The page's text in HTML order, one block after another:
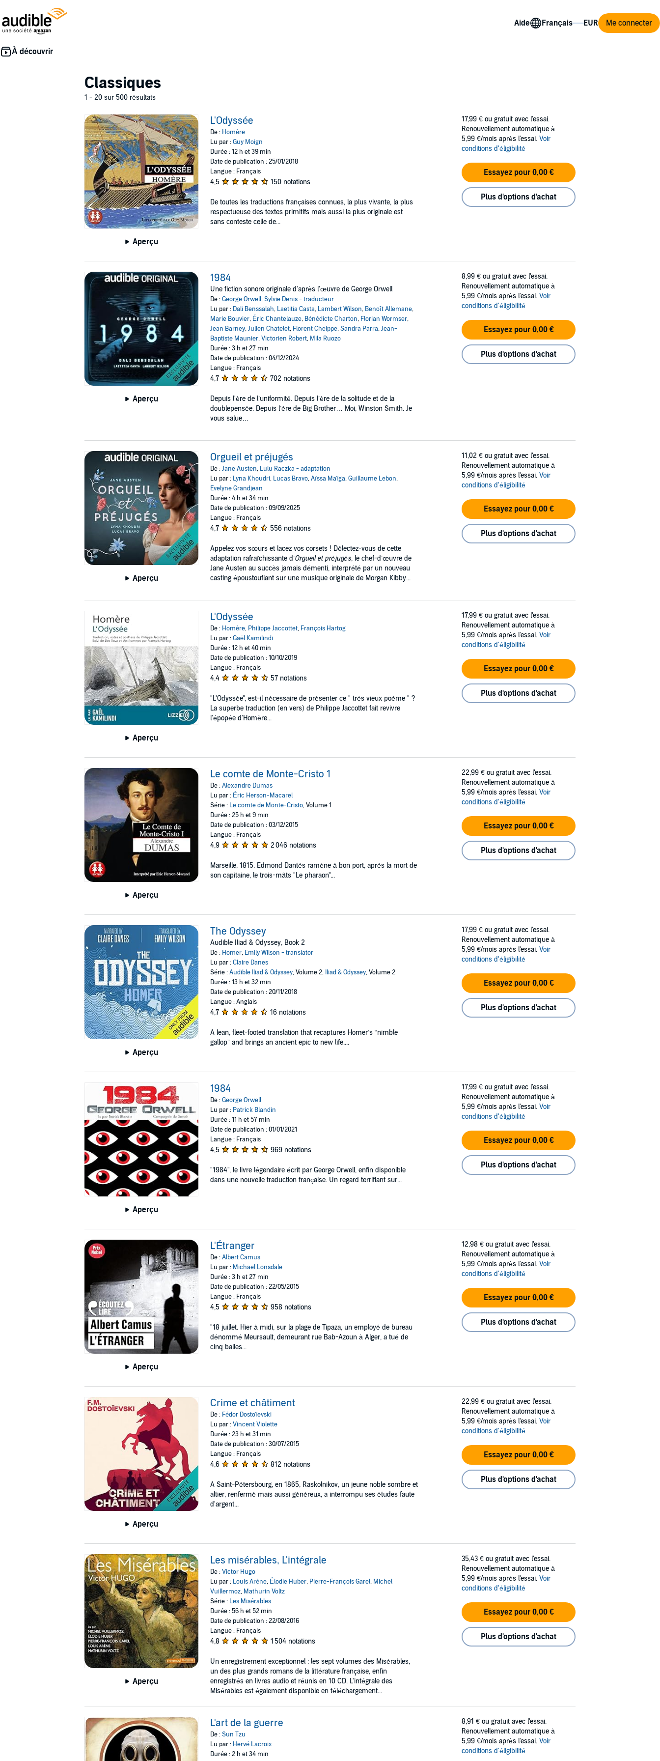
Aide Me connecter
Classiques
1 - 20 sur 500 résultats
Aperçu
L'Odyssée
De : Homère
Lu par :Guy Moign
Durée : 12 h et 39 min
Date de publication : 25/01/2018
Langue : Français
4,5 150 notations
De toutes les traductions françaises connues, la plus vivante, la plus
respectueuse des textes primitifs mais aussi la plus originale est
sans conteste celle de...
17,99 € ou gratuit avec l'essai.
Renouvellement automatique à
5,99 €/mois après l'essai. Voir
conditions d'éligibilité
Essayez pour 0,00 €
Plus d'options d'achat
Aperçu
1984
Une fiction sonore originale d'après l'œuvre de George Orwell
De :George Orwell,Sylvie Denis - traducteur
Lu par : Dali Benssalah, Laetitia Casta, Lambert Wilson, Benoît Allemane,
Marie Bouvier, Éric Chantelauze, Bénédicte Charton, Florian Wormser,
Jean Barney,Julien Chatelet, Florent Cheippe,Sandra Parra,Jean-
Baptiste Maunier,Victorien Robert, Mila Ruozo
Durée : 3 h et 27 min
Date de publication : 04/12/2024
Langue : Français
4,7 702 notations
Depuis l'ère de l’uniformité. Depuis l’ère de la solitude et de la
doublepensée. Depuis l’ère de Big Brother… Moi, Winston Smith. Je
vous salue…
8,99 € ou gratuit avec l'essai.
Renouvellement automatique à
5,99 €/mois après l'essai. Voir
conditions d'éligibilité
Essayez pour 0,00 €
Plus d'options d'achat
Aperçu
Orgueil et préjugés
De :Jane Austen, Lulu Raczka - adaptation
Lu par : Lyna Khoudri, Lucas Bravo,Aïssa Maïga,Guillaume Lebon,
Evelyne Grandjean
Durée : 4 h et 34 min
Date de publication : 09/09/2025
Langue : Français
4,7 556 notations
Appelez vos sœurs et lacez vos corsets ! Délectez-vous de cette
adaptation rafraîchissante d’Orgueil et préjugés, le chef-d’œuvre de
Jane Austen au succès jamais démenti, interprété par un nouveau
casting époustouflant sur une musique originale de Morgan Kibby...
11,02 € ou gratuit avec l'essai.
Renouvellement automatique à
5,99 €/mois après l'essai. Voir
conditions d'éligibilité
Essayez pour 0,00 €
Plus d'options d'achat
Aperçu
L'Odyssée
De : Homère, Philippe Jaccottet, François Hartog
Lu par :Gaël Kamilindi
Durée : 12 h et 40 min
Date de publication : 10/10/2019
Langue : Français
4,4 57 notations
"L'Odyssée", est-il nécessaire de présenter ce " très vieux poème " ?
La superbe traduction (en vers) de Philippe Jaccottet fait revivre
l'épopée d'Homère...
17,99 € ou gratuit avec l'essai.
Renouvellement automatique à
5,99 €/mois après l'essai. Voir
conditions d'éligibilité
Essayez pour 0,00 €
Plus d'options d'achat
Aperçu
Le comte de Monte-Cristo 1
De :Alexandre Dumas
Lu par : Éric Herson-Macarel
Série : Le comte de Monte-Cristo, Volume 1
Durée : 25 h et 9 min
Date de publication : 03/12/2015
Langue : Français
4,9 2 046 notations
Marseille, 1815. Edmond Dantès ramène à bon port, après la mort de
son capitaine, le trois-mâts "Le pharaon"...
22,99 € ou gratuit avec l'essai.
Renouvellement automatique à
5,99 €/mois après l'essai. Voir
conditions d'éligibilité
Essayez pour 0,00 €
Plus d'options d'achat
Aperçu
The Odyssey
Audible Iliad & Odyssey, Book 2
De : Homer, Emily Wilson - translator
Lu par :Claire Danes
Série :Audible Iliad & Odyssey, Volume 2, Iliad & Odyssey, Volume 2
Durée : 13 h et 32 min
Date de publication : 20/11/2018
Langue : Anglais
4,7 16 notations
A lean, fleet-footed translation that recaptures Homer’s “nimble
gallop” and brings an ancient epic to new life....
17,99 € ou gratuit avec l'essai.
Renouvellement automatique à
5,99 €/mois après l'essai. Voir
conditions d'éligibilité
Essayez pour 0,00 €
Plus d'options d'achat
Aperçu
1984
De :George Orwell
Lu par : Patrick Blandin
Durée : 11 h et 57 min
Date de publication : 01/01/2021
Langue : Français
4,5 969 notations
"1984", le livre légendaire écrit par George Orwell, enfin disponible
dans une nouvelle traduction française. Un regard terrifiant sur...
17,99 € ou gratuit avec l'essai.
Renouvellement automatique à
5,99 €/mois après l'essai. Voir
conditions d'éligibilité
Essayez pour 0,00 €
Plus d'options d'achat
Aperçu
L'Étranger
De :Albert Camus
Lu par : Michael Lonsdale
Durée : 3 h et 27 min
Date de publication : 22/05/2015
Langue : Français
4,5 958 notations
"18 juillet. Hier à midi, sur la plage de Tipaza, un employé de bureau
dénommé Meursault, demeurant rue Bab-Azoun à Alger, a tué de
cinq balles...
12,98 € ou gratuit avec l'essai.
Renouvellement automatique à
5,99 €/mois après l'essai. Voir
conditions d'éligibilité
Essayez pour 0,00 €
Plus d'options d'achat
Aperçu
Crime et châtiment
De : Fédor Dostoïevski
Lu par :Vincent Violette
Durée : 23 h et 31 min
Date de publication : 30/07/2015
Langue : Français
4,6 812 notations
A Saint-Pétersbourg, en 1865, Raskolnikov, un jeune noble sombre et
altier, renfermé mais aussi généreux, a interrompu ses études faute
d'argent...
22,99 € ou gratuit avec l'essai.
Renouvellement automatique à
5,99 €/mois après l'essai. Voir
conditions d'éligibilité
Essayez pour 0,00 €
Plus d'options d'achat
Aperçu
Les misérables, L'intégrale
De :Victor Hugo
Lu par : Louis Arène, Élodie Huber, Pierre-François Garel, Michel
Vuillermoz, Mathurin Voltz
Série : Les Misérables
Durée : 56 h et 52 min
Date de publication : 22/08/2016
Langue : Français
4,8 1 504 notations
Un enregistrement exceptionnel : les sept volumes des Misérables,
un des plus grands romans de la littérature française, enfin
enregistrés en livres audio et réunis en 10 CD. L'intégrale des
Misérables est également disponible en téléchargement...
35,43 € ou gratuit avec l'essai.
Renouvellement automatique à
5,99 €/mois après l'essai. Voir
conditions d'éligibilité
Essayez pour 0,00 €
Plus d'options d'achat
L'art de la guerre
De :Sun Tzu
Lu par : Hervé Lacroix
Durée : 2 h et 34 min
8,91 € ou gratuit avec l'essai.
Renouvellement automatique à
5,99 €/mois après l'essai. Voir
conditions d'éligibilité